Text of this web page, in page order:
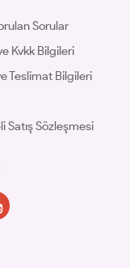
Sorular
Kvkk Bilgileri
Teslimat Bilgileri
Satış Sözleşmesi